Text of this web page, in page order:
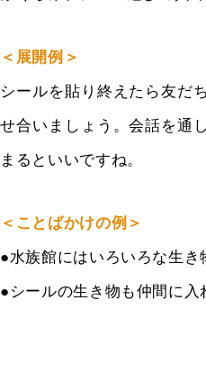
＜展開例＞
シールを貼り終えたら友だ
せ合いましょう。会話を通
まるといいですね。
＜ことばかけの例＞
●水族館にはいろいろな生き
●シールの生き物も仲間に入